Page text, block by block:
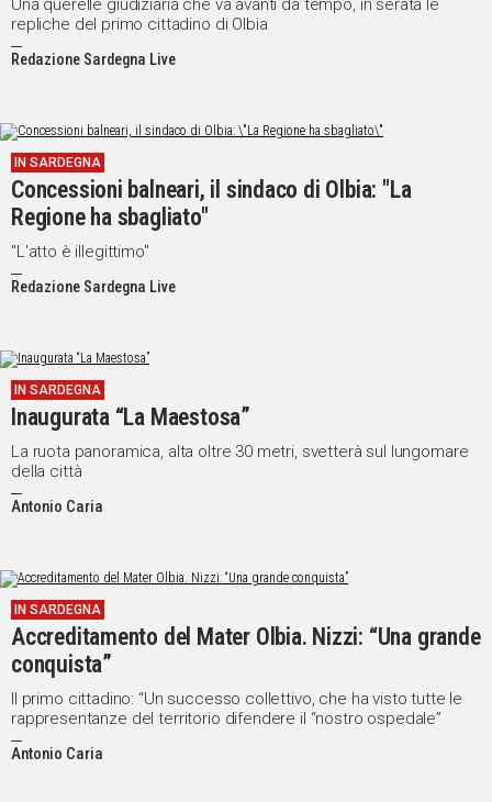
Una querelle giudiziaria che va avanti da tempo, in serata le
repliche del primo cittadino di Olbia
Redazione Sardegna Live
IN SARDEGNA
Concessioni balneari, il sindaco di Olbia: "La
Regione ha sbagliato"
"L'atto è illegittimo"
Redazione Sardegna Live
IN SARDEGNA
Inaugurata “La Maestosa”
La ruota panoramica, alta oltre 30 metri, svetterà sul lungomare
della città
Antonio Caria
IN SARDEGNA
Accreditamento del Mater Olbia. Nizzi: “Una grande
conquista”
Il primo cittadino: “Un successo collettivo, che ha visto tutte le
rappresentanze del territorio difendere il “nostro ospedale”
Antonio Caria